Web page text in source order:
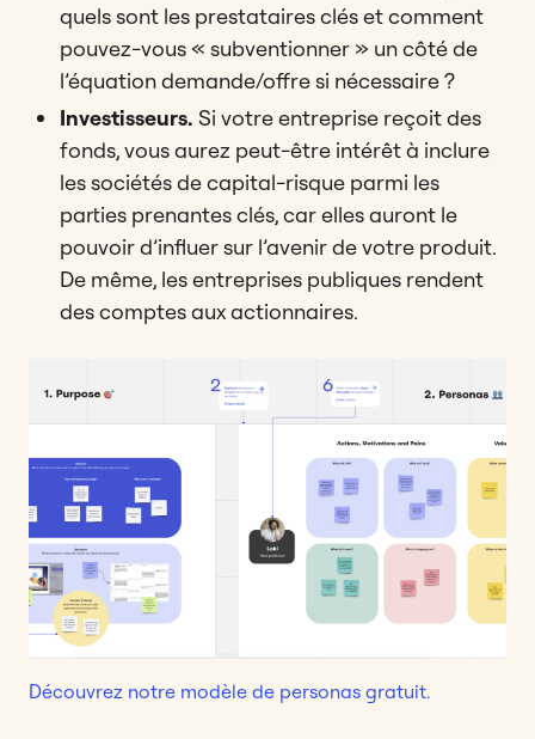
quels sont les prestataires clés et comment
pouvez-vous « subventionner » un côté de
l’équation demande/offre si nécessaire ?
Investisseurs. Si votre entreprise reçoit des
fonds, vous aurez peut-être intérêt à inclure
les sociétés de capital-risque parmi les
parties prenantes clés, car elles auront le
pouvoir d’influer sur l’avenir de votre produit.
De même, les entreprises publiques rendent
des comptes aux actionnaires.
Découvrez notre modèle de personas gratuit.